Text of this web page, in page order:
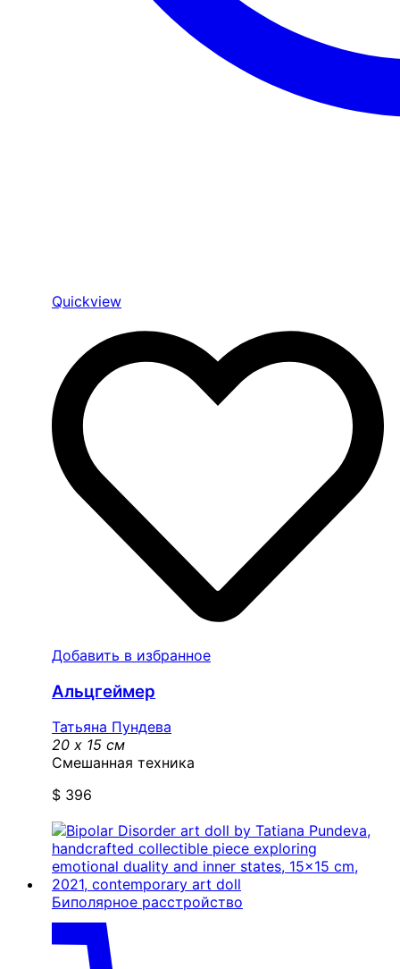
Quickview
Добавить в избранное
Альцгеймер
Татьяна Пундева
20 x 15 см
Смешанная техника
$ 396
Биполярное расстройство